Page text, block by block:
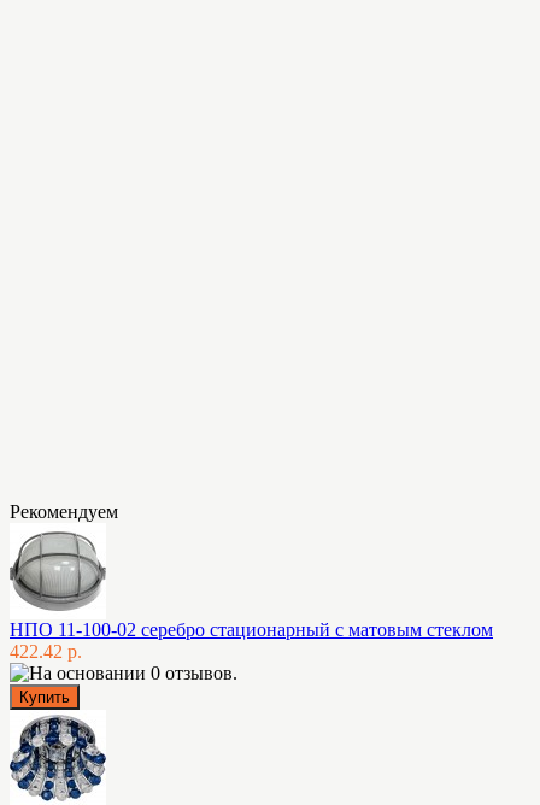
Рекомендуем
НПО 11-100-02 серебро стационарный с матовым стеклом
422.42 р.